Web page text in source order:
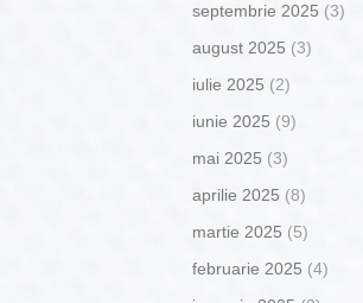
septembrie 2025 (3)
august 2025 (3)
iulie 2025 (2)
iunie 2025 (9)
mai 2025 (3)
aprilie 2025 (8)
martie 2025 (5)
februarie 2025 (4)